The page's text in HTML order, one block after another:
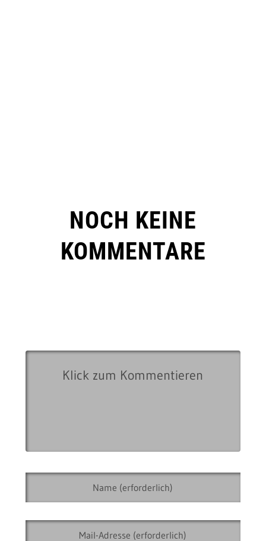
NOCH KEINE
KOMMENTARE